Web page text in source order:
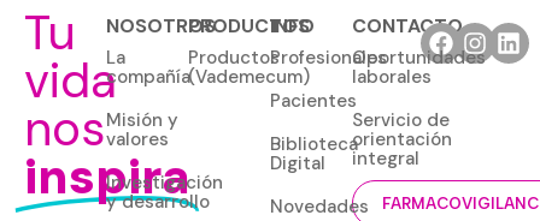
Tu
vida
nos
inspira
NOSOTROS
La
compañía
Misión y
valores
Investigación
y desarrollo
PRODUCTOS
Productos
(Vademecum)
INFO
Profesionales
Pacientes
Biblioteca
Digital
Novedades
CONTACTO
Oportunidades
laborales
Servicio de
orientación
integral